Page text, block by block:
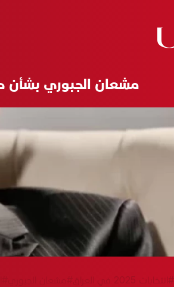
مشعان الجبوري بشأن
#انتخابات 2025 في العراق